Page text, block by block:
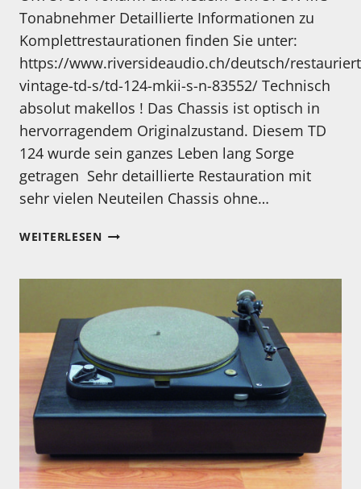
Tonabnehmer Detaillierte Informationen zu
Komplettrestaurationen finden Sie unter:
https://www.riversideaudio.ch/deutsch/
vintage-td-s/td-124-mkii-s-n-83552/ Technisch
absolut makellos ! Das Chassis ist optisch in
hervorragendem Originalzustand. Diesem TD
124 wurde sein ganzes Leben lang Sorge
getragen Sehr detaillierte Restauration mit
sehr vielen Neuteilen Chassis ohne…
WEITERLESENHIER
UNGLAUBLICHEN
124
MK
II